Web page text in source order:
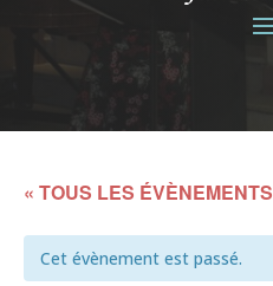
« TOUS LES ÉVÈNEMENTS
Cet évènement est passé.